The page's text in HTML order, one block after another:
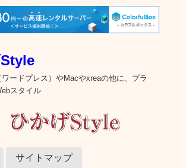
ードプレス）やMacやxreaの他に、プラ
スタイル
サイトマップ